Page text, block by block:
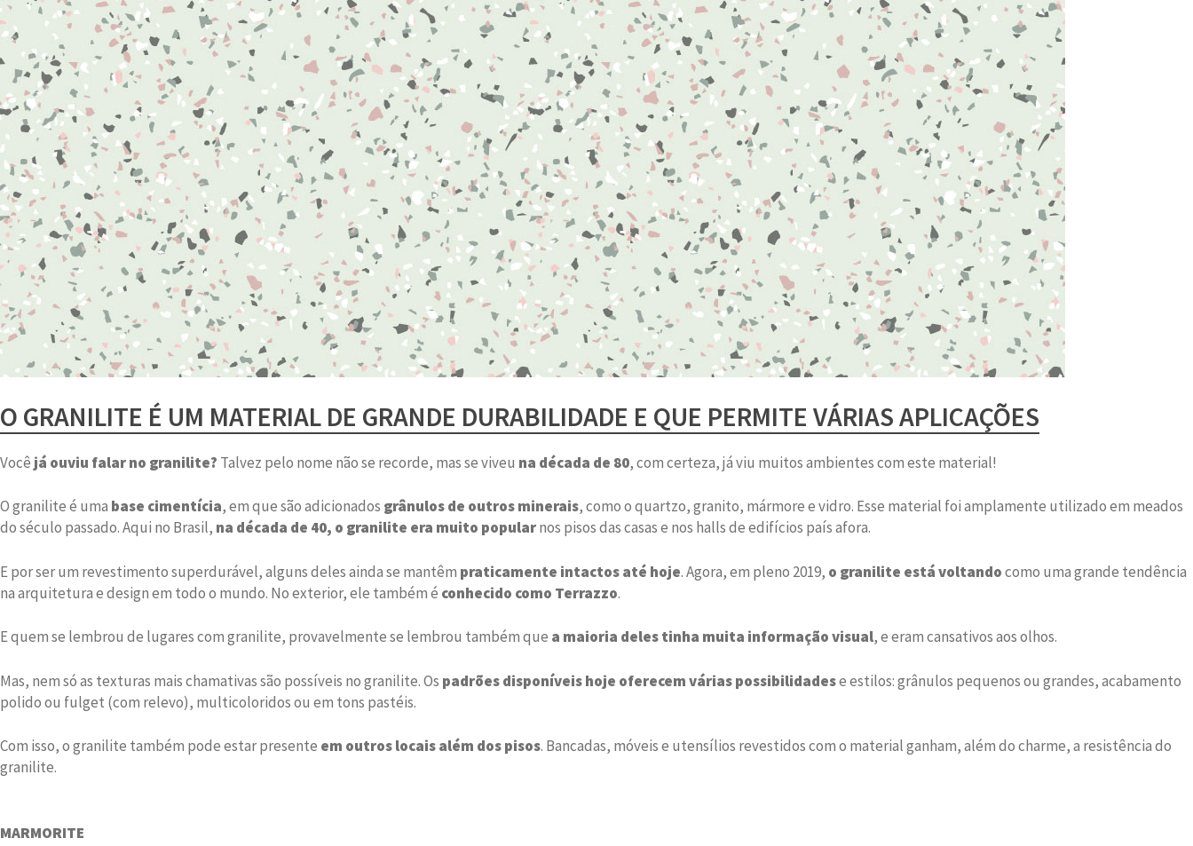
O GRANILITE É UM MATERIAL DE GRANDE DURABILIDADE E QUE PERMITE VÁRIAS APLICAÇÕES
Você já ouviu falar no granilite? Talvez pelo nome não se recorde, mas se viveu na década de 80, com certeza, já viu muitos ambientes com este material!
O granilite é uma base cimentícia, em que são adicionados grânulos de outros minerais, como o quartzo, granito, mármore e vidro. Esse material foi amplamente utilizado em meados
do século passado. Aqui no Brasil, na década de 40, o granilite era muito popularnos pisos das casas e nos halls de edifícios país afora.
E por ser um revestimento superdurável, alguns deles ainda se mantêm praticamente intactos até hoje. Agora, em pleno 2019, o granilite está voltandocomo uma grande tendência
na arquitetura e design em todo o mundo. No exterior, ele também é conhecido como Terrazzo.
E quem se lembrou de lugares com granilite, provavelmente se lembrou também que a maioria deles tinha muita informação visual, e eram cansativos aos olhos.
Mas, nem só as texturas mais chamativas são possíveis no granilite. Os padrões disponíveis hoje oferecem várias possibilidadese estilos: grânulos pequenos ou grandes, acabamento
polido ou fulget (com relevo), multicoloridos ou em tons pastéis.
Com isso, o granilite também pode estar presente em outros locais além dos pisos. Bancadas, móveis e utensílios revestidos com o material ganham, além do charme, a resistência do
granilite.
MARMORITE